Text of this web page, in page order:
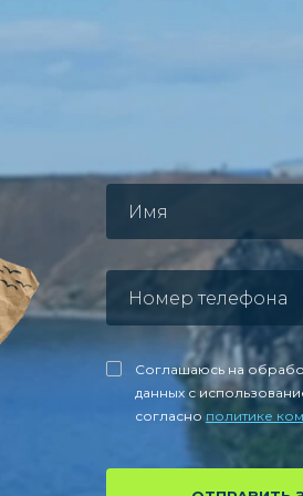
Соглашаюсь на
данных с
согласно политике